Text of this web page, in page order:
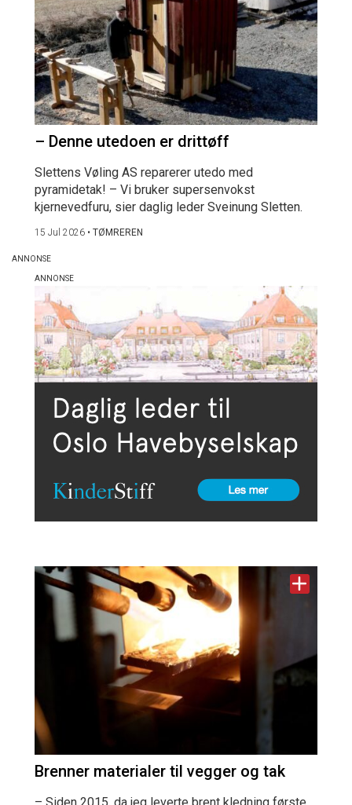
– Denne utedoen er drittøff
Slettens Vøling AS reparerer utedo med
pyramidetak! – Vi bruker supersenvokst
kjernevedfuru, sier daglig leder Sveinung Sletten.
15 Jul 2026 • TØMREREN
Brenner materialer til vegger og tak